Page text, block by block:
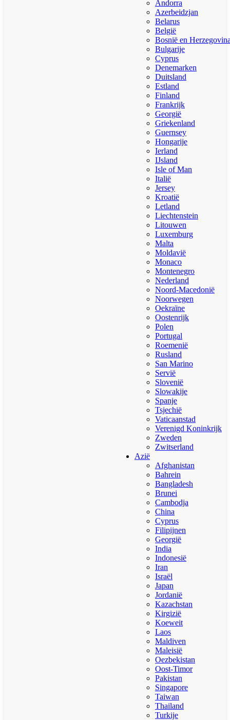
Andorra
Azerbeidzjan
Belarus
België
Bosnië en
Bulgarije
Cyprus
Denemarken
Duitsland
Estland
Finland
Frankrijk
Georgië
Griekenland
Guernsey
Hongarije
Ierland
IJsland
Isle of Man
Italië
Jersey
Kroatië
Letland
Liechtenstein
Litouwen
Luxemburg
Malta
Moldavië
Monaco
Montenegro
Nederland
Noord-Macedonië
Noorwegen
Oekraïne
Oostenrijk
Polen
Portugal
Roemenië
Rusland
San Marino
Servië
Slovenië
Slowakije
Spanje
Tsjechië
Vaticaanstad
Verenigd Koninkrijk
Zweden
Zwitserland
Azië
Afghanistan
Bahrein
Bangladesh
Brunei
Cambodja
China
Cyprus
Filipijnen
Georgië
India
Indonesië
Iran
Israël
Japan
Jordanië
Kazachstan
Kirgizië
Koeweit
Laos
Maldiven
Maleisië
Oezbekistan
Oost-Timor
Pakistan
Singapore
Taiwan
Thailand
Turkije